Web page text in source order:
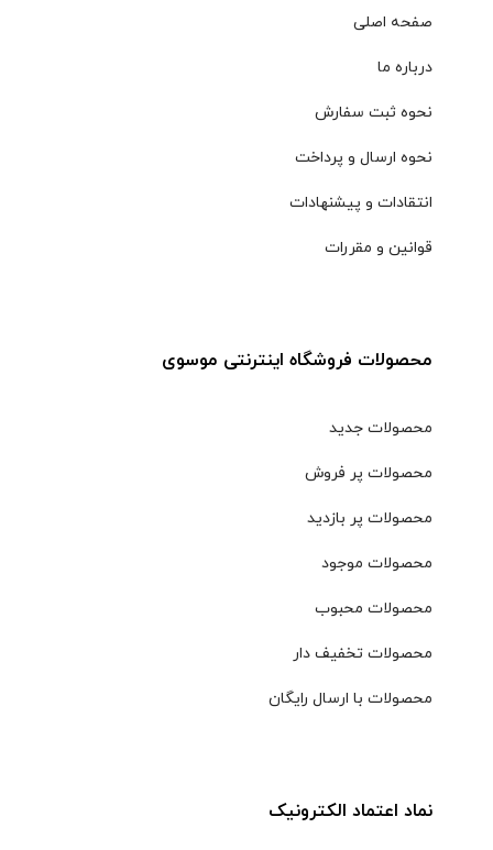
صفحه اصلی
درباره ما
نحوه ثبت سفارش
نحوه ارسال و پرداخت
انتقادات و پیشنهادات
قوانین و مقررات
محصولات فروشگاه اینترنتی موسوی
محصولات جدید
محصولات پر فروش
محصولات پر بازدید
محصولات موجود
محصولات محبوب
محصولات تخفیف دار
محصولات با ارسال رایگان
نماد اعتماد الکترونیک